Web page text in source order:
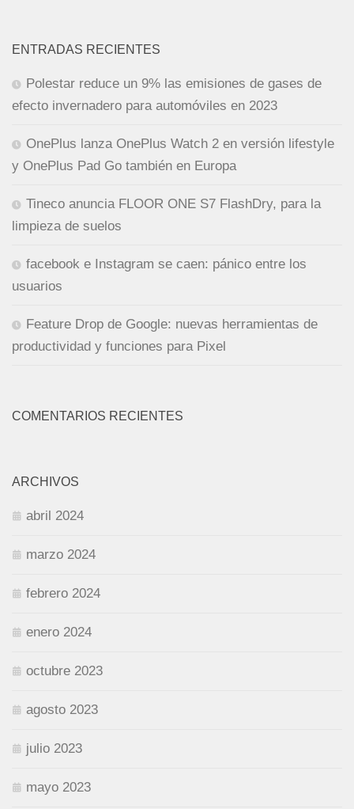
ENTRADAS RECIENTES
Polestar reduce un 9% las emisiones de gases de
efecto invernadero para automóviles en 2023
OnePlus lanza OnePlus Watch 2 en versión lifestyle
y OnePlus Pad Go también en Europa
Tineco anuncia FLOOR ONE S7 FlashDry, para la
limpieza de suelos
facebook e Instagram se caen: pánico entre los
usuarios
Feature Drop de Google: nuevas herramientas de
productividad y funciones para Pixel
COMENTARIOS RECIENTES
ARCHIVOS
abril 2024
marzo 2024
febrero 2024
enero 2024
octubre 2023
agosto 2023
julio 2023
mayo 2023